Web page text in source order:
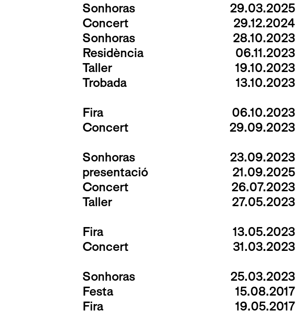
Sonhoras
29.03.2025
Concert
29.12.2024
Sonhoras
28.10.2023
Residència
06.11.2023
Taller
19.10.2023
Trobada
13.10.2023
Fira
06.10.2023
Concert
29.09.2023
Sonhoras
23.09.2023
presentació
21.09.2025
Concert
26.07.2023
Taller
27.05.2023
Fira
13.05.2023
Concert
31.03.2023
Sonhoras
25.03.2023
Festa
15.08.2017
Fira 19.05.2017